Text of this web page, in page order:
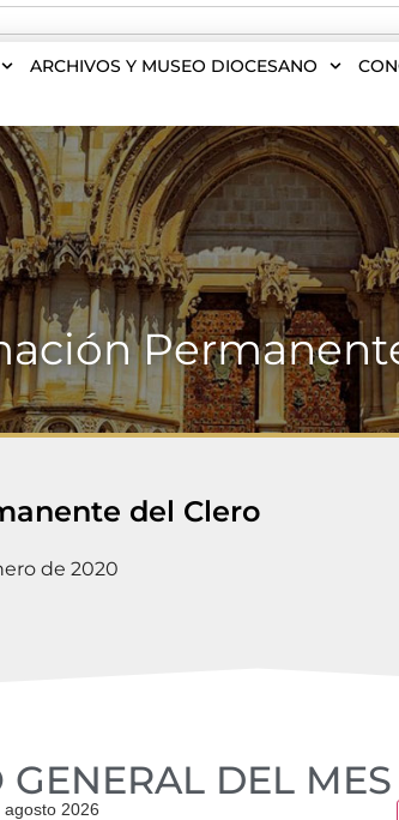
ARCHIVOS Y MUSEO DIOCESANO
del Clero
de 2020
DEL MES​
agosto 2026